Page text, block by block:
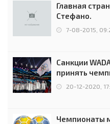
Главная
Стефано.
7-08-2015,
Санкции
принять
чемпионов.
20-12-2020,
Чемпионаты